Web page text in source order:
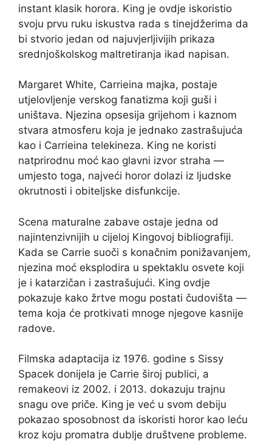
instant klasik horora. King je ovdje iskoristio
svoju prvu ruku iskustva rada s tinejdžerima da
bi stvorio jedan od najuvjerljivijih prikaza
srednjoškolskog maltretiranja ikad napisan.
Margaret White, Carrieina majka, postaje
utjelovljenje verskog fanatizma koji guši i
uništava. Njezina opsesija grijehom i kaznom
stvara atmosferu koja je jednako zastrašujuća
kao i Carrieina telekineza. King ne koristi
natprirodnu moć kao glavni izvor straha —
umjesto toga, najveći horor dolazi iz ljudske
okrutnosti i obiteljske disfunkcije.
Scena maturalne zabave ostaje jedna od
najintenzivnijih u cijeloj Kingovoj bibliografiji.
Kada se Carrie suoči s konačnim ponižavanjem,
njezina moć eksplodira u spektaklu osvete koji
je i katarzičan i zastrašujući. King ovdje
pokazuje kako žrtve mogu postati čudovišta —
tema koja će protkivati mnoge njegove kasnije
radove.
Filmska adaptacija iz 1976. godine s Sissy
Spacek donijela je Carrie široj publici, a
remakeovi iz 2002. i 2013. dokazuju trajnu
snagu ove priče. King je već u svom debiju
pokazao sposobnost da iskoristi horor kao leću
kroz koju promatra dublje društvene probleme.